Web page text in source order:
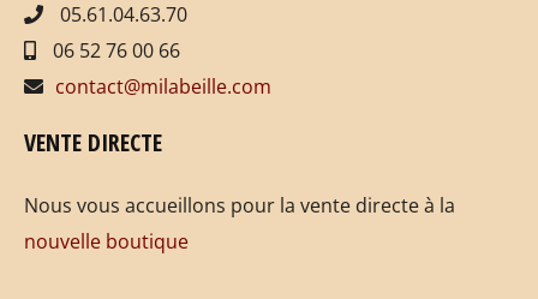
05.61.04.63.70
06 52 76 00 66
contact@milabeille.com
VENTE DIRECTE
Nous vous accueillons pour la vente directe à la
nouvelle boutique